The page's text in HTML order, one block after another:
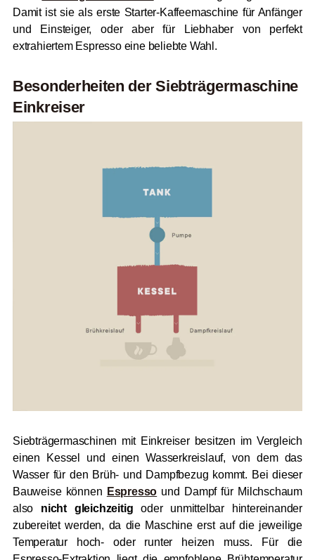
Damit ist sie als erste Starter-Kaffeemaschine für Anfänger
und Einsteiger, oder aber für Liebhaber von perfekt
extrahiertem Espresso eine beliebte Wahl.
Besonderheiten der Siebträgermaschine
Einkreiser
Siebträgermaschinen mit Einkreiser besitzen im Vergleich
einen Kessel und einen Wasserkreislauf, von dem das
Wasser für den Brüh- und Dampfbezug kommt. Bei dieser
Bauweise können Espresso und Dampf für Milchschaum
also nicht gleichzeitig oder unmittelbar hintereinander
zubereitet werden, da die Maschine erst auf die jeweilige
Temperatur hoch- oder runter heizen muss. Für die